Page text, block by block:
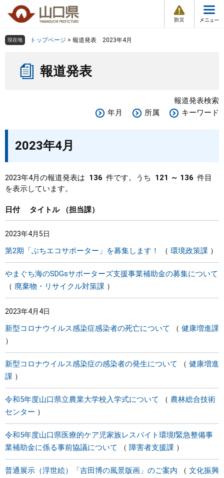
の
ー
メ
組織で探す
Other Languages
くらし・環境
教育・文化・スポーツ
しごと・産業・観光
県政情報
現在地 トップページ > 報道発表 2023年4月
報道発表
報道発表検索
年月
所属 キーワード
2023年4月
2023年4月の報道発表は 136 件です。うち 121 ～ 136 件目
を表示しています。
日付 タイトル 担当課
2023年4月5日
第2期「ぶちエコサポーター」を募集します！ 環境政策課
やまぐち海のSDGsサポーターズ支援事業補助金の募集について
廃棄物・リサイクル対策課
2023年4月4日
新型コロナウイルス感染症感染者の死亡について 健康増進課
新型コロナウイルス感染症の感染者の発生について
健康増進
課
令和5年度山口県立農業大学校入学式について
農林総合技術
センター
令和5年度山口県医療的ケア児家族レスパイト環境l緊急整備事
業補助金に係る事前協議について
障害者支援課
普通展示（浮世絵）「吉田博の風景版画」のご案内
文化振興